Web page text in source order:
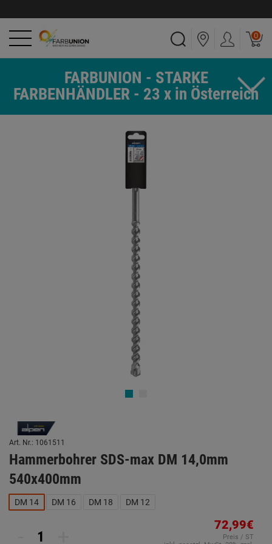
0
FARBUNION - STARKE
FARBENHÄNDLER - 23 x in Österreich
Art. Nr.: 1061511
Hammerbohrer SDS-max DM 14,0mm
540x400mm
DM 14 DM 16 DM 18 DM 12
72,99€
Preis / ST